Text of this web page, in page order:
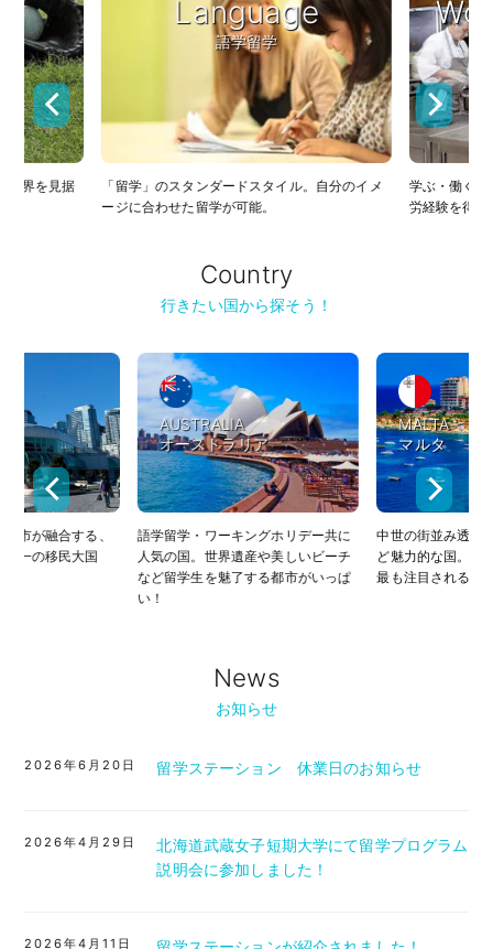
世界を見据
Language
語学留学
「留学」のスタンダードスタイル。自分のイメ
ージに合わせた留学が可能。
学ぶ・働く
労経験を得る
Country
行きたい国から探そう！
市が融合する、
一の移民大国
AUSTRALIA
オーストラリア
語学留学・ワーキングホリデー共に
人気の国。世界遺産や美しいビーチ
など留学生を魅了する都市がいっぱ
い！
MALTA
マルタ
中世の街並み透き
ど魅力的な国。ヨ
最も注目される国
News
お知らせ
2026年6月20日 留学ステーション 休業日のお知らせ
2026年4月29日
北海道武蔵女子短期大学にて留学プログラム
説明会に参加しました！
2026年4月11日